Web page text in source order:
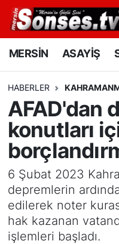
MERSİN ASAYİŞ
HABERLER
AFAD'dan
konutları
6 Şubat 2023
depremlerin
edilerek noter
hak kazanan
işlemleri başladı.
MERSİN
SPOR
GÜNÜN
DÜNYA
KÜLTÜR - SANAT
MAGAZİN
Mersin Nöbetçi
Mersin Namaz
Mersin Trafik
Süper Lig Puan
Tüm Manşetler
Son Dakika